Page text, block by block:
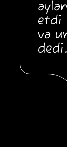
etdi
və